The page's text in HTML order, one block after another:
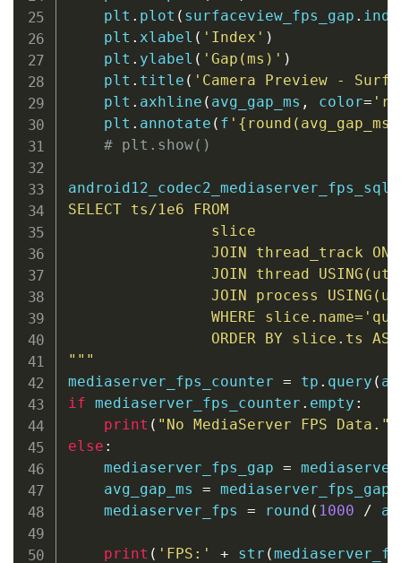
    plt
. plot ( surfaceview_fps_gap .
    plt
. xlabel ( 'Index' )
    plt
. ylabel ( 'Gap(ms)' )
    plt
. title ( 'Camera Preview -
    plt
. axhline ( avg_gap_ms , color= 'r'
    plt
. annotate ( f ' { round ( avg_gap_ms
# plt.show()
android12_codec2_mediaserver_fps_sql
SELECT ts/1e6 FROM
                slice
JOIN thread_track ON
JOIN thread
JOIN process
WHERE
                ORDER BY slice.ts ASC
"""
mediaserver_fps_counter = tp . query (
if mediaserver_fps_counter . empty :
print ( "No MediaServer FPS Data."
else :
    mediaserver_fps_gap
=
    avg_gap_ms
= mediaserver_fps_gap
    mediaserver_fps
= round ( 1000 /
print ( 'FPS:' + str (